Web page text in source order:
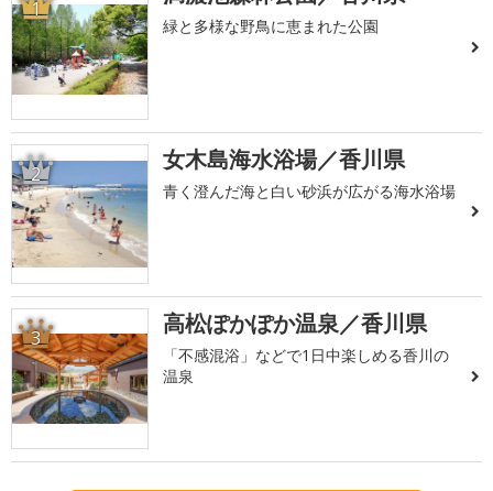
1
緑と多様な野鳥に恵まれた公園
2 女木島海水浴場／香川県
青く澄んだ海と白い砂浜が広がる海水浴場
3 高松ぽかぽか温泉／香川県
「不感混浴」などで1日中楽しめる香川の
温泉